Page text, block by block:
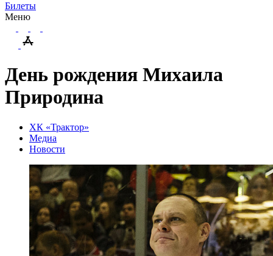
Билеты
Меню
День рождения Михаила
Природина
ХК «Трактор»
Медиа
Новости